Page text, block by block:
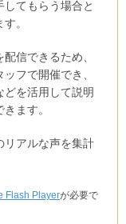
てもらう場合と
。
信できるため、
フで開催でき、
を活用して説明
ます。
リアルな声を集計
Flash Playerが必要で